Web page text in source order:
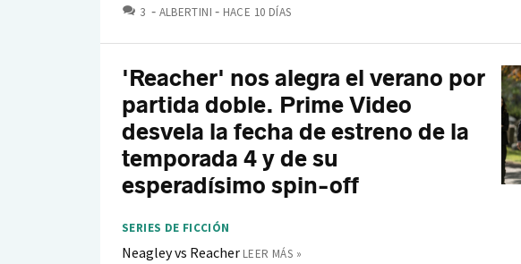
3 COMENTARIOS
ALBERTINI HACE 10 DÍAS
'Reacher' nos alegra el verano por
partida doble. Prime Video
desvela la fecha de estreno de la
temporada 4 y de su
esperadísimo spin-off
SERIES DE FICCIÓN
Neagley vs Reacher LEER MÁS »